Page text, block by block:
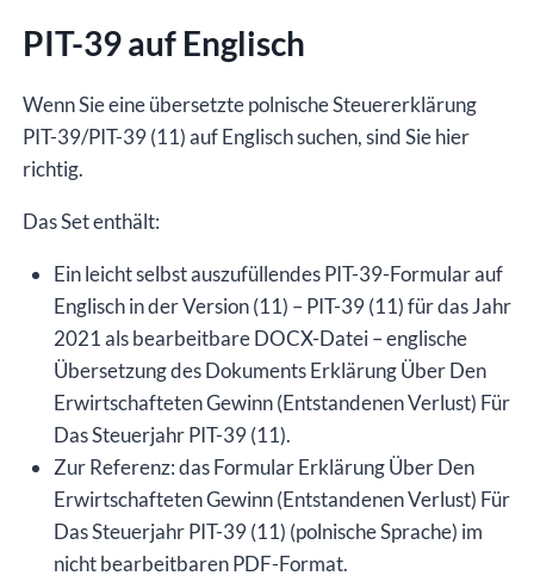
Sprache
das
Jahr
2021,
(11),
bearbeitbare
DOCX-
Datei
Menge
PIT-39 auf Englisch
Wenn Sie eine übersetzte polnische Steuererklärung
PIT-39/PIT-39 (11) auf Englisch suchen, sind Sie hier
richtig.
Das Set enthält:
Ein leicht selbst auszufüllendes PIT-39-Formular auf
Englisch in der Version (11) – PIT-39 (11) für das Jahr
2021 als bearbeitbare DOCX-Datei – englische
Übersetzung des Dokuments Erklärung Über Den
Erwirtschafteten Gewinn (Entstandenen Verlust) Für
Das Steuerjahr PIT-39 (11).
Zur Referenz: das Formular Erklärung Über Den
Erwirtschafteten Gewinn (Entstandenen Verlust) Für
Das Steuerjahr PIT-39 (11) (polnische Sprache) im
nicht bearbeitbaren PDF-Format.